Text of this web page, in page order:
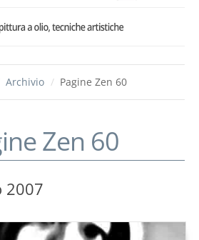
Archivio / Pagine Zen 60
Zen 60
2007